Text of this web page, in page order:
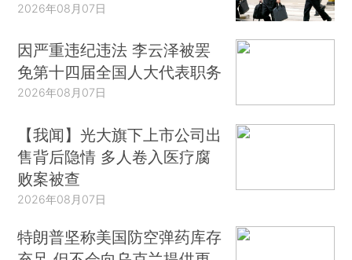
2026年08月07日
因严重违纪违法 李云泽被罢
免第十四届全国人大代表职务
2026年08月07日
【我闻】光大旗下上市公司出
售背后隐情 多人卷入医疗腐
败案被查
2026年08月07日
特朗普坚称美国防空弹药库存